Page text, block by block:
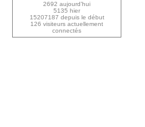
2692 aujourd’hui
5135 hier
15207187 depuis le début
126 visiteurs actuellement
connectés